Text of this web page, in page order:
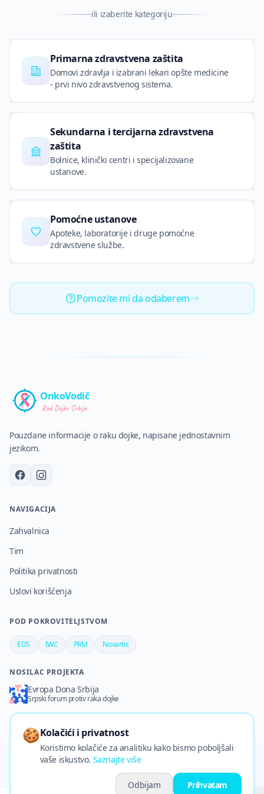
ili izaberite kategoriju
Primarna zdravstvena zaštita
Domovi zdravlja i izabrani lekari opšte medicine
- prvi nivo zdravstvenog sistema.
Sekundarna i tercijarna zdravstvena
zaštita
Bolnice, klinički centri i specijalizovane
ustanove.
Pomoćne ustanove
Apoteke, laboratorije i druge pomoćne
zdravstvene službe.
Pomozite mi da odaberem
OnkoVodič
Pouzdane informacije o raku dojke, napisane jednostavnim
jezikom.
NAVIGACIJA
Zahvalnica
Tim
Politika privatnosti
Uslovi korišćenja
POD POKROVITELJSTVOM
EDS IWC PRM Novartis
NOSILAC PROJEKTA
Evropa Dona Srbija
Srpski forum protiv raka dojke
©2026Stomačko d.o.o.–Sva prava zadržana · 🍪 Kolačići
Nazad na vrh
🍪Kolačići i privatnost
Koristimo kolačiće za analitiku kako bismo poboljšali
vaše iskustvo. Saznajte više
Odbijam Prihvatam